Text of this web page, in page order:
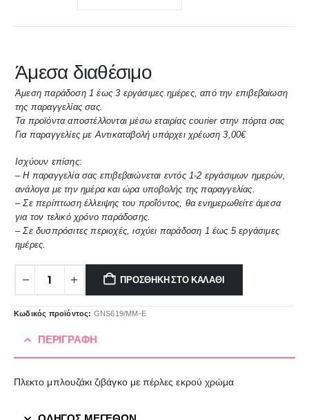
Άμεσα διαθέσιμο
Άμεση παράδοση 1 έως 3 εργάσιμες ημέρες, από την επιβεβαίωση
της παραγγελίας σας.
Τα προϊόντα αποστέλλονται μέσω εταιρίας courier στην πόρτα σας
Για παραγγελίες με Αντικαταβολή υπάρχει χρέωση 3,00€
Ισχύουν επίσης:
– Η παραγγελία σας επιβεβαιώνεται εντός 1-2 εργάσιμων ημερών,
ανάλογα με την ημέρα και ώρα υποβολής της παραγγελίας.
– Σε περίπτωση έλλειψης του προΐόντος, θα ενημερωθείτε άμεσα
για τον τελικό χρόνο παράδοσης.
– Σε δυσπρόσιτες περιοχές, ισχύει παράδοση 1 έως 5 εργάσιμες
ημέρες.
ΠΡΟΣΘΉΚΗ ΣΤΟ ΚΑΛΆΘΙ
Κωδικός προϊόντος: GNS619/ΜΜ-Ε
ΠΕΡΙΓΡΑΦΉ
Πλεκτο μπλουζάκι ζιβάγκο με πέρλες εκρού χρώμα